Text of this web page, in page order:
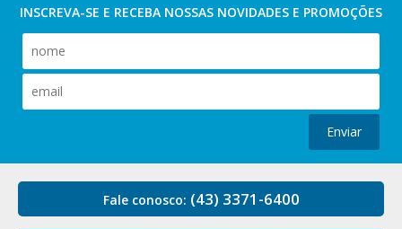
INSCREVA-SE E RECEBA NOSSAS NOVIDADES E PROMOÇÕES
Enviar
Fale conosco: (43) 3371-6400